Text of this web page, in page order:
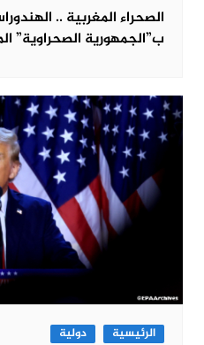
الصحراء المغربية ..
ب”الجمهورية الصحراوية”
الرئيسية دولية